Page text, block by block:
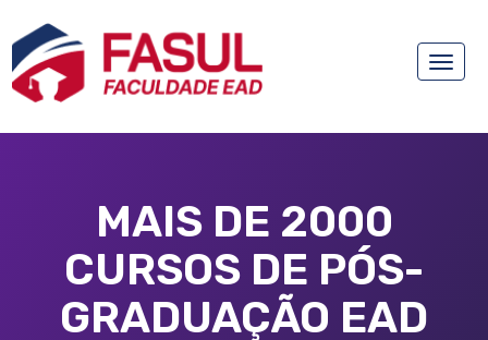
Toggle
MAIS DE 2000
CURSOS DE PÓS-
GRADUAÇÃO EAD